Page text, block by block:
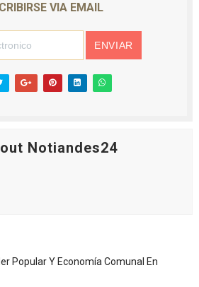
VIA EMAIL
Notiandes24
Popular Y Economía Comunal En